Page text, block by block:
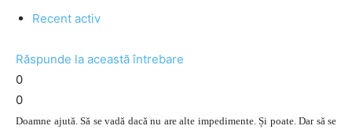
Recent activ
Răspunde la această întrebare
0
0
Doamne ajută. Să se vadă dacă nu are alte impedimente. Și poate. Dar să se